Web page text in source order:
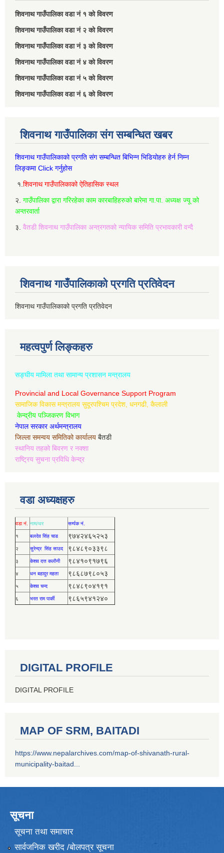
शिवनाथ गाउँपालिका वडा नं‌ १ को विवरण
शिवनाथ गाउँपालिका वडा नं‌ २ को विवरण
शिवनाथ गाउँपालिका वडा नं‌ ३ को विवरण
शिवनाथ गाउँपालिका वडा नं‌ ४ को विवरण
शिवनाथ गाउँपालिका वडा नं‌ ५ को विवरण
शिवनाथ गाउँपालिका वडा नं‌ ६ को विवरण
शिवनाथ गाउँपालिका संग सम्बन्धित खबर
शिवनाथ गाउँपालिकाको प्रगति संग सम्बन्धित बिभिन्‍न भिडियोहरु हेर्न निम्‍न
लिङ्कमा Click गर्नुहोस
१. शिवनाथ गाउँपालिकाको ऐतिहासिक स्थल
२. गाउँपालिका द्वारा गरिरहेका काम कारबाहिहरुको बारेमा गा.पा. अध्यक्ष ज्यू को
अन्तरवार्ता
३. वैतडी शिवनाथ गाउँपालिका अन्त्रगतको न्यायिक समिति प्रभावकारी वन्दै
शिवनाथ गाउँपालिकाको प्रगति प्रतिवेदन
शिवनाथ गाउँपालिकाको प्रगति प्रतिवेदन
महत्वपुर्ण लिङ्कहरु
सङ्घीय मामिला तथा सामान्य प्रशासन मन्त्रालय
Provincial and Local Governance Support Program
सामाजिक विकास मन्त्रालय सुदूरपश्चिम प्रदेश, धनगढी, कैलाली
केन्द्रीय पञ्जिकरण विभाग
नेपाल सरकार अर्थमन्त्रालय
जिल्ला समन्वय समितिको कार्यालय बैतडी
स्थानिय तहको बिवरण र नक्शा
राष्ट्रिय सुचना प्रविधि केन्द्र
वडा अध्यक्षहरु
वडा नं. नाम/थर सर्म्पक नं.
१ बलदेव सिंह चाड ९७४२४६५२५३
२ सुरेन्द्र सिंह साउद ९८४८९०३३९८
३ केशव दत्त कलौनी ९८४१०९१७९६
४ धन बहादुर महता ९८६८७९८०५३
५ केशव चन्द ९८४८९०४१९१
६ भरत राम पार्की ९८६५९४१२४०
DIGITAL PROFILE
DIGITAL PROFILE
MAP OF SRM, BAITADI
https://www.nepalarchives.com/map-of-shivanath-rural-
municipality-baitad...
सूचना
सूचना तथा समाचार
सार्वजनिक खरीद /बोलपत्र सूचना